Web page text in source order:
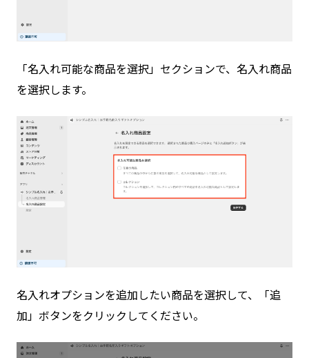
「名入れ可能な商品を選択」セクションで、名入れ商品
を選択します。
名入れオプションを追加したい商品を選択して、「追
加」ボタンをクリックしてください。